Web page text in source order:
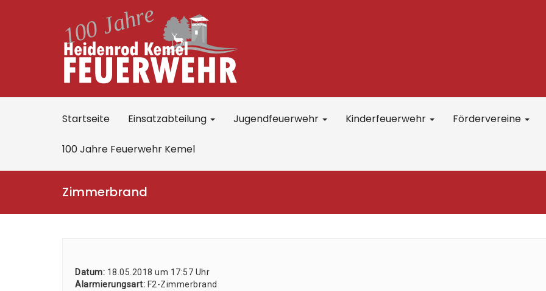
Startseite Einsatzabteilung Jugendfeuerwehr Kinderfeuerwehr Fördervereine
100 Jahre Feuerwehr Kemel
Zimmerbrand
Datum: 18.05.2018 um 17:57 Uhr
Alar­mie­rungs­art: F2-Zim­mer­brand